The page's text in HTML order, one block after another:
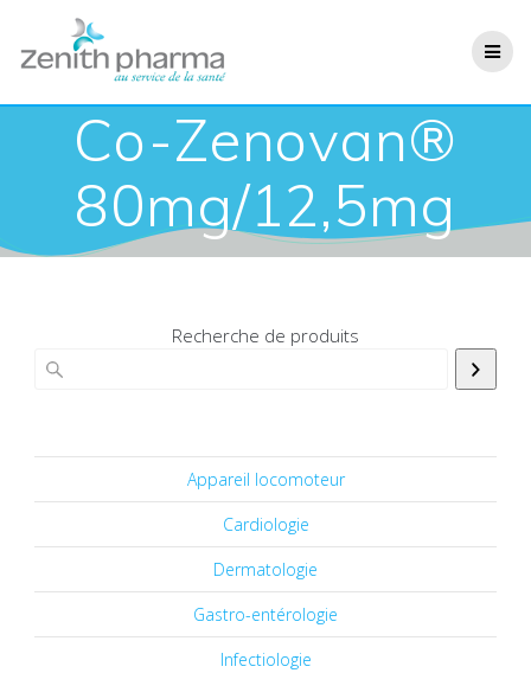
Co-Zenovan®
80mg/12,5mg
Recherche de produits
Appareil locomoteur
Cardiologie
Dermatologie
Gastro-entérologie
Infectiologie